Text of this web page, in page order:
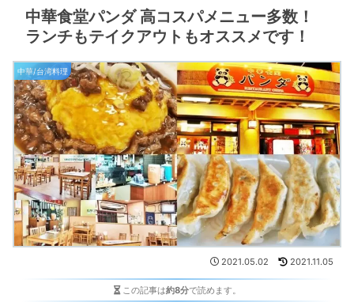
中華食堂パンダ 高コスパメニュー多数！
ランチもテイクアウトもオススメです！
中華/台湾料理
2021.05.02 2021.11.05
この記事は約8分で読めます。